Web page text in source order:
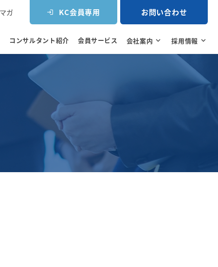
ガ login KC会員専用 お問い合わせ
コンサルタント紹介 会員サービス 会社案内 expand_more 採用情報 expand_more